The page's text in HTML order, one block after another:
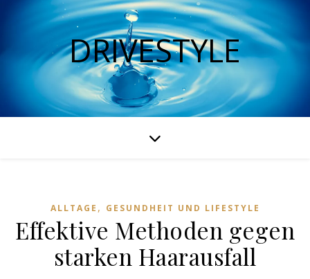
DRIVESTYLE
ALLTAGE , GESUNDHEIT UND LIFESTYLE
Effektive Methoden gegen
starken Haarausfall